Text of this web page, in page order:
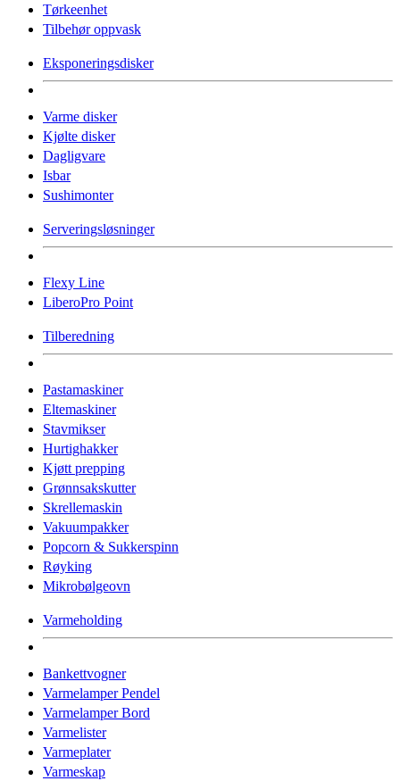
Tørkeenhet
Tilbehør oppvask
Eksponeringsdisker
Varme disker
Kjølte disker
Dagligvare
Isbar
Sushimonter
Serveringsløsninger
Flexy Line
LiberoPro Point
Tilberedning
Pastamaskiner
Eltemaskiner
Stavmikser
Hurtighakker
Kjøtt prepping
Grønnsakskutter
Skrellemaskin
Vakuumpakker
Popcorn & Sukkerspinn
Røyking
Mikrobølgeovn
Varmeholding
Bankettvogner
Varmelamper Pendel
Varmelamper Bord
Varmelister
Varmeplater
Varmeskap